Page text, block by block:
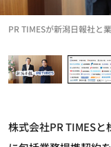
PR TIMESが新潟日報社と
株式会社PR TIMES